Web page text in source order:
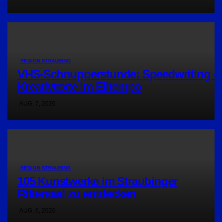
REGION STRAUBING
VHS-Schnupperstunde: Speedwriting –
Kreativtexte im Eiltempo
REGION STRAUBING
105 Kunstwerke im Straubinger
Rittersaal zu entdecken